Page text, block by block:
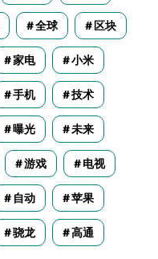
全球 区块
家电 小米
手机 技术
曝光 未来
游戏 电视
自动 苹果
骁龙 高通